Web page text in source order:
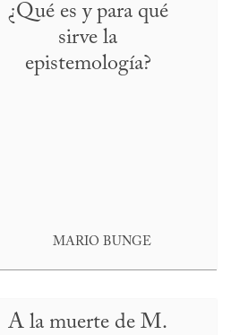
¿Qué es y para qué
sirve la
epistemología?
MARIO BUNGE
A la muerte de M.